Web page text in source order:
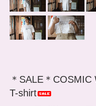
＊SALE＊
T-shirt